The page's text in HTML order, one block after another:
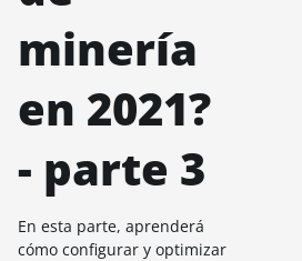
minería
en 2021?
- parte 3
En esta parte, aprenderá
cómo configurar y optimizar